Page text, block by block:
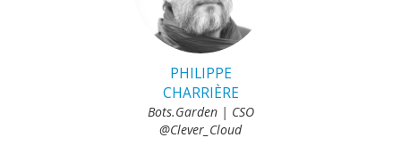
PHILIPPE
CHARRIÈRE
Bots.Garden | CSO
@Clever_Cloud